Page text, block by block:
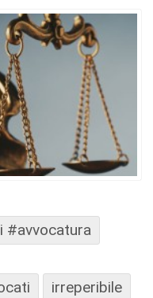
#avvocatura
irreperibile